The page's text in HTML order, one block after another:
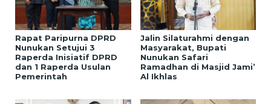
Rapat Paripurna DPRD
Nunukan Setujui 3
Raperda Inisiatif DPRD
dan 1 Raperda Usulan
Pemerintah
Jalin Silaturahmi dengan
Masyarakat, Bupati
Nunukan Safari
Ramadhan di Masjid Jami’
Al Ikhlas